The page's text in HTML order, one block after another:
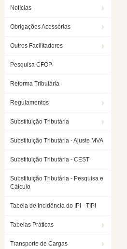
Notícias
Obrigações Acessórias
Outros Facilitadores
Pesquisa CFOP
Reforma Tributária
Regulamentos
Substituição Tributária
Substituição Tributária - Ajuste MVA
Substituição Tributária - CEST
Substituição Tributária - Pesquisa e
Cálculo
Tabela de Incidência do IPI - TIPI
Tabelas Práticas
Transporte de Cargas